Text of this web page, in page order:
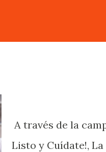
A través de la
Listo y Cuídate!,